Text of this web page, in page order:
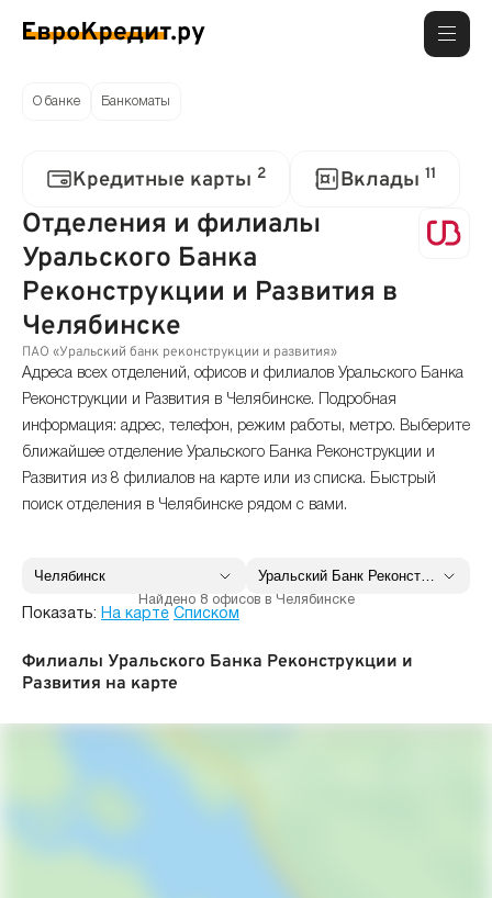
О банке Банкоматы
Кредитные карты 2 Вклады 11
Отделения и филиалы
Уральского Банка
Реконструкции и Развития в
Челябинске
ПАО «Уральский банк реконструкции и развития»
Адреса всех отделений, офисов и филиалов Уральского Банка
Реконструкции и Развития в Челябинске. Подробная
информация: адрес, телефон, режим работы, метро. Выберите
ближайшее отделение Уральского Банка Реконструкции и
Развития из 8 филиалов на карте или из списка. Быстрый
поиск отделения в Челябинске рядом с вами.
Найдено 8 офисов в Челябинске
Показать: На карте Списком
Филиалы Уральского Банка Реконструкции и
Развития на карте